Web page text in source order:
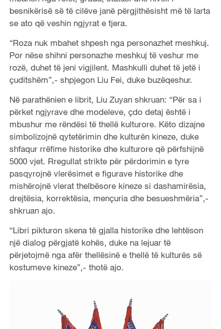
besnikërisë së të cilëve janë përgjithësisht më të larta
se ato që veshin ngjyrat e tjera.
“Roza nuk mbahet shpesh nga personazhet meshkuj.
Por nëse shihni personazhe meshkuj të veshur me
rozë, duhet të jeni vigjilent. Mashkulli duhet të jetë i
çuditshëm”,- shpjegon Liu Fei, duke buzëqeshur.
Në parathënien e librit, Liu Zuyan shkruan: “Për sa i
përket ngjyrave dhe modeleve, çdo detaj është i
mbushur me rëndësi të thellë kulturore. Këto dizajne
simbolizojnë qytetërimin dhe kulturën kineze, duke
shfaqur rrëfime historike dhe kulturore që përfshijnë
5000 vjet. Rregullat strikte për përdorimin e tyre
pasqyrojnë vlerësimet e figurave historike dhe
mishërojnë vlerat thelbësore kineze si dashamirësia,
drejtësia, korrektësia, mençuria dhe besueshmëria”,-
shkruan ajo.
“Libri pikturon skena të gjalla historike dhe lehtëson
një dialog përgjatë kohës, duke na lejuar të
përjetojmë nga afër thellësinë e thellë të kulturës së
kostumeve kineze”,- thotë ajo.